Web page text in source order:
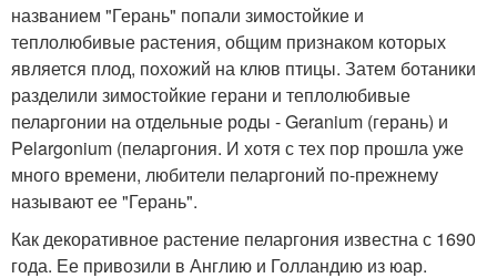
названием "Герань" попали зимостойкие и
теплолюбивые растения, общим признаком которых
является плод, похожий на клюв птицы. Затем ботаники
разделили зимостойкие герани и теплолюбивые
пеларгонии на отдельные роды - Geranium (герань) и
Pelargonium (пеларгония. И хотя с тех пор прошла уже
много времени, любители пеларгоний по-прежнему
называют ее "Герань".
Как декоративное растение пеларгония известна с 1690
года. Ее привозили в Англию и Голландию из юар.